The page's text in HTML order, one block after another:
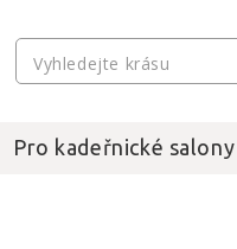
Pro kadeřnické salony